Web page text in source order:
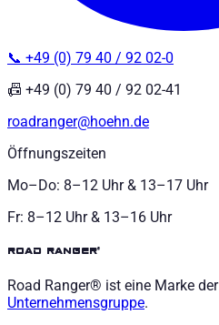
📞 +49 (0) 79 40 / 92 02-0
📠 +49 (0) 79 40 / 92 02-41
roadranger@hoehn.de
Öffnungszeiten
Mo–Do: 8–12 Uhr & 13–17 Uhr
Fr: 8–12 Uhr & 13–16 Uhr
road ranger®
Road Ranger® ist eine Marke der
Unternehmensgruppe.